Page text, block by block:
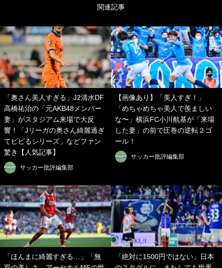
関連記事
「奥さん美人すぎる」J2清水DF
高橋祐治の「元AKB48メンバー
妻」がスタジアム来場で大反
響！「Jリーガの奥さん綺麗過ぎ
てビビるシリーズ」などファン
驚き【人気記事】
サッカー批評編集部
【画像あり】「美人すぎ！」
「めちゃめちゃ美人で羨ましい
な〜」横浜FC小川航基が「来場
した妻」の前で圧巻の逆転２ゴ
ール！
サッカー批評編集部
「ほんまに綺麗すぎる…」「無
「絶対に1500円ではない」日本